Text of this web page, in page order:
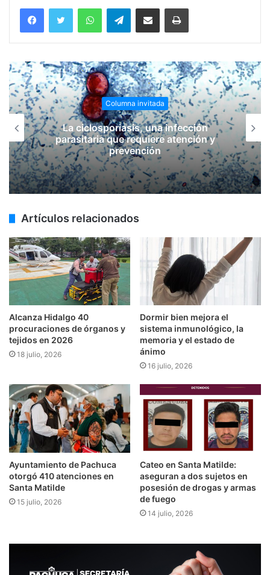
WhatsAppTelegramCompartir vía email Imprimir
Columna invitada
La ciclosporiasis, una infección
parasitaria que requiere atención y
prevención
Artículos relacionados
Alcanza Hidalgo 40
procuraciones de órganos y
tejidos en 2026
18 julio, 2026
Dormir bien mejora el
sistema inmunológico, la
memoria y el estado de
ánimo
16 julio, 2026
Ayuntamiento de Pachuca
otorgó 410 atenciones en
Santa Matilde
15 julio, 2026
Cateo en Santa Matilde:
aseguran a dos sujetos en
posesión de drogas y armas
de fuego
14 julio, 2026